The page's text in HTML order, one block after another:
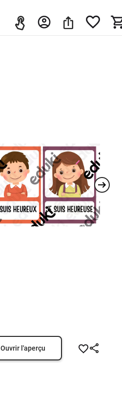
Ouvrir l'aperçu